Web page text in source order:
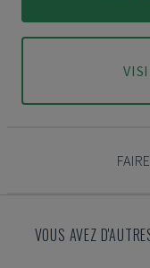
VOUS AVEZ